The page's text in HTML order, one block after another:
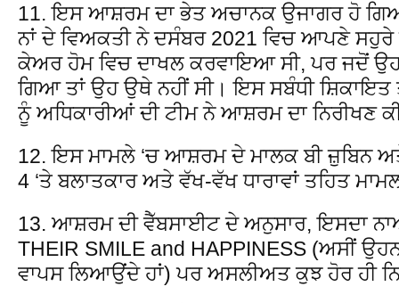
11. ਇਸ ਆਸ਼ਰਮ ਦਾ ਭੇਤ ਅਚਾਨਕ ਉਜਾਗਰ ਹੋ
ਨਾਂ ਦੇ ਵਿਅਕਤੀ ਨੇ ਦਸੰਬਰ 2021 ਵਿਚ ਆਪਣੇ
ਕੇਅਰ ਹੋਮ ਵਿਚ ਦਾਖਲ ਕਰਵਾਇਆ ਸੀ, ਪਰ ਜਦੋਂ
ਗਿਆ ਤਾਂ ਉਹ ਉਥੇ ਨਹੀਂ ਸੀ। ਇਸ ਸਬੰਧੀ ਸ਼ਿਕਾਇਤ
ਨੂੰ ਅਧਿਕਾਰੀਆਂ ਦੀ ਟੀਮ ਨੇ ਆਸ਼ਰਮ ਦਾ ਨਿਰੀਖਣ
12. ਇਸ ਮਾਮਲੇ ‘ਚ ਆਸ਼ਰਮ ਦੇ ਮਾਲਕ ਬੀ ਜ਼ੁਬਿਨ
4 ‘ਤੇ ਬਲਾਤਕਾਰ ਅਤੇ ਵੱਖ-ਵੱਖ ਧਾਰਾਵਾਂ ਤਹਿਤ
13. ਆਸ਼ਰਮ ਦੀ ਵੈੱਬਸਾਈਟ ਦੇ ਅਨੁਸਾਰ, ਇਸਦਾ
THEIR SMILE and HAPPINESS (ਅਸੀਂ
ਵਾਪਸ ਲਿਆਉਂਦੇ ਹਾਂ) ਪਰ ਅਸਲੀਅਤ ਕੁਝ ਹੋਰ ਹੀ